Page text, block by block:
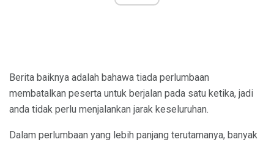
Berita baiknya adalah bahawa tiada perlumbaan
membatalkan peserta untuk berjalan pada satu ketika, jadi
anda tidak perlu menjalankan jarak keseluruhan.
Dalam perlumbaan yang lebih panjang terutamanya, banyak